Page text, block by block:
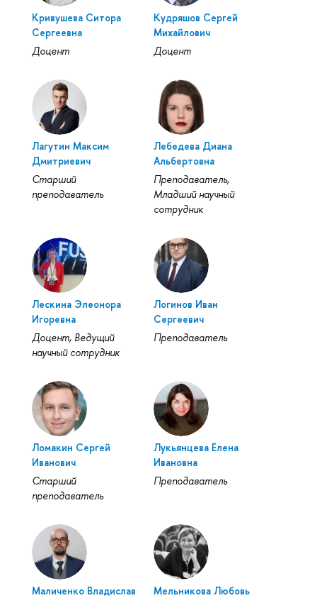
Кривушева Ситора
Сергеевна
Доцент
Кудряшов Сергей
Михайлович
Доцент
Лагутин Максим
Дмитриевич
Старший
преподаватель
Лебедева Диана
Альбертовна
Преподаватель,
Младший научный
сотрудник
Лескина Элеонора
Игоревна
Доцент, Ведущий
научный сотрудник
Логинов Иван
Сергеевич
Преподаватель
Ломакин Сергей
Иванович
Старший
преподаватель
Лукьянцева Елена
Ивановна
Преподаватель
Маличенко Владислав
Мельникова Любовь